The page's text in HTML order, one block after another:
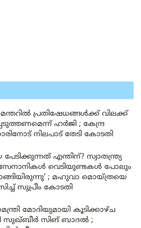
പ്രതിഷേധങ്ങൾക്ക് വിലക്ക്
ഹർജി ; കേന്ദ്ര
നിലപാട് തേടി കോടതി
പേടിക്കുന്നത് എന്തിന്? സ്വാതന്ത്ര്യ
വെടിയുണ്ടകൾ പോലും
; മഹുവാ മൊയ്ത്രയെ
സുപ്രീം കോടതി
മോദിയുമായി കൂടിക്കാഴ്ച
സുഖ്ബീർ സിങ് ബാദൽ ;